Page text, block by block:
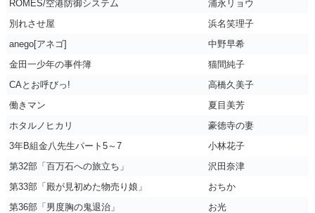
ROMES/空港防御システム
浦永リョウ
別れさせ屋
浜名笑理子
anego[アネゴ]
中野早希
金田一少年の事件簿
猫間純子
CAとお呼びっ!
高橋久美子
働きマン
夏目美芳
ホタルノヒカリ
豪徳寺の妻
3年B組金八先生パート5～7
小林花子
第32部「百万石への旅立ち」
沢田奈津
第33部「殿が見初めた物売り娘」
おちか
第36部「男度胸の鬼退治」
お光